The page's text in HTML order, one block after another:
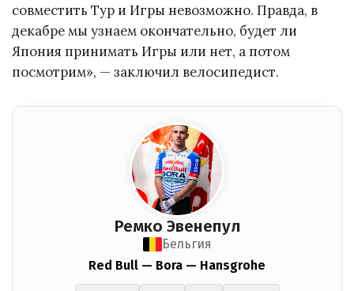
совместить Тур и Игры невозможно. Правда, в
декабре мы узнаем окончательно, будет ли
Япония принимать Игры или нет, а потом
посмотрим», — заключил велосипедист.
Ремко Эвенепул
Бельгия
Red Bull — Bora — Hansgrohe